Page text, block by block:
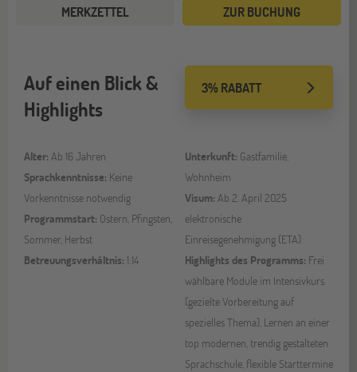
MERKZETTEL ZUR BUCHUNG
3% RABATT
Auf einen Blick &
Highlights
Alter: Ab 16 Jahren
Sprachkenntnisse: Keine
Vorkenntnisse notwendig
Programmstart: Ostern, Pfingsten,
Sommer, Herbst
Betreuungsverhältnis: 1:14
Unterkunft: Gastfamilie,
Wohnheim
Visum: Ab 2. April 2025
elektronische
Einreisegenehmigung (ETA)
Highlights des Programms: Frei
wählbare Module im Intensivkurs
(gezielte Vorbereitung auf
spezielles Thema), Lernen an einer
top modernen, trendig gestalteten
Sprachschule, flexible Starttermine